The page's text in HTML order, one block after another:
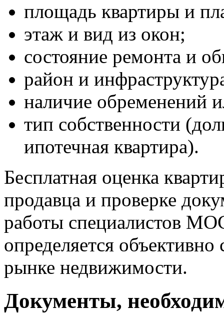
площадь квартиры и
этаж и вид из окон;
состояние ремонта и
район и
наличие обременений
тип собственности
ипотечная квартира).
Бесплатная оценка
продавца и проверке
работы специалистов
определяется
рынке недвижимости.
Документы,